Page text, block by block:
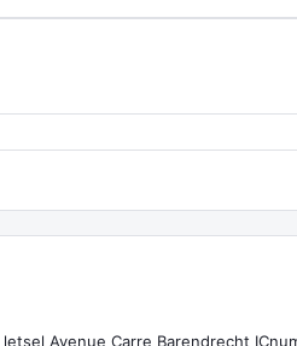
Avenue Carre Barendrecht